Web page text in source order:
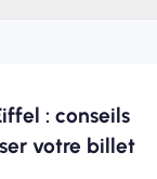
: conseils
votre billet